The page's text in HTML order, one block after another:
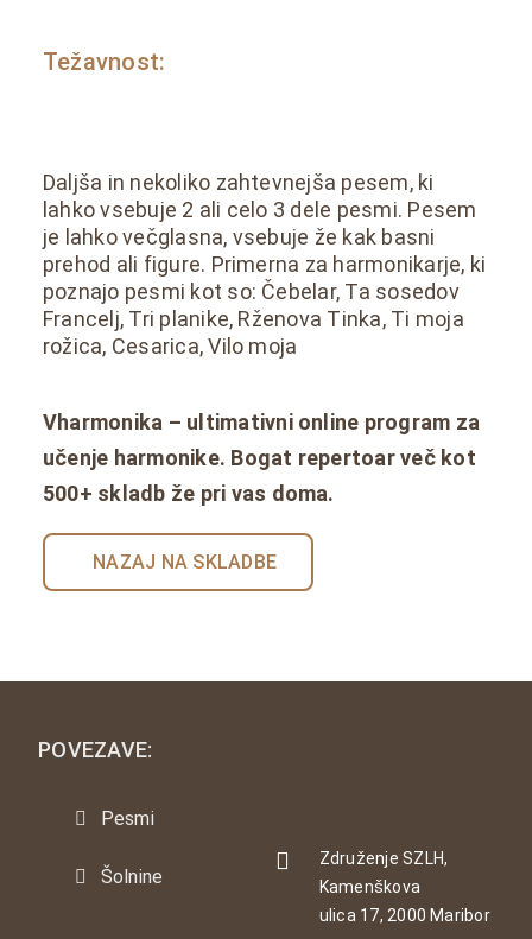
Težavnost:
Daljša in nekoliko zahtevnejša pesem, ki
lahko vsebuje 2 ali celo 3 dele pesmi. Pesem
je lahko večglasna, vsebuje že kak basni
prehod ali figure. Primerna za harmonikarje, ki
poznajo pesmi kot so: Čebelar, Ta sosedov
Francelj, Tri planike, Rženova Tinka, Ti moja
rožica, Cesarica, Vilo moja
Vharmonika – ultimativni online program za
učenje harmonike. Bogat repertoar več kot
500+ skladb že pri vas doma.
NAZAJ NA SKLADBE
Združenje SZLH,
Kamenškova
ulica 17, 2000 Maribor
POVEZAVE:
Pesmi
Šolnine